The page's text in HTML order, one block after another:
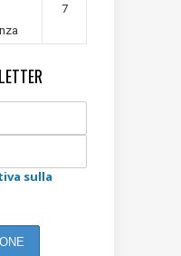
7
sulla